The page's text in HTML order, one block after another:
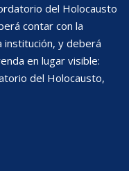
del Holocausto
contar con la
y deberá
en lugar visible:
del Holocausto,